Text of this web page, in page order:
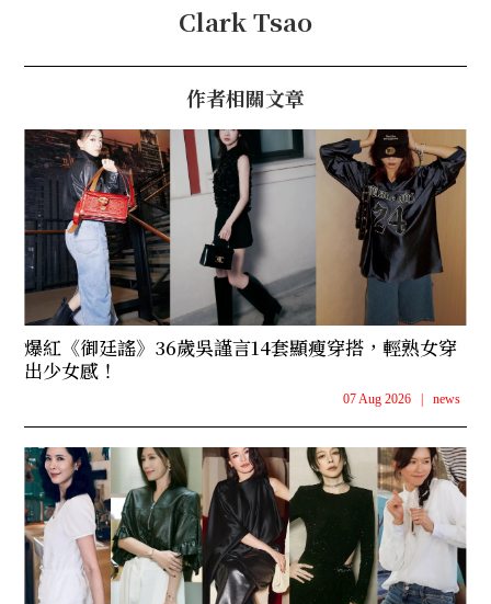
Clark Tsao
作者相關文章
爆紅《御廷謠》36歲吳謹言14套顯瘦穿搭，輕熟女穿
出少女感！
07 Aug 2026 news